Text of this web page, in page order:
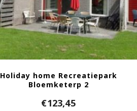
Holiday home Recreatiepark
Bloemketerp 2
€123,45